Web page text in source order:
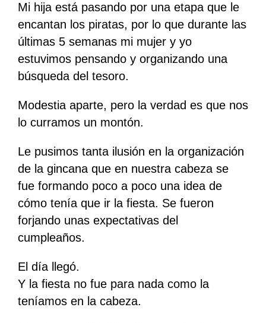
Mi hija está pasando por una etapa que le
encantan los piratas, por lo que durante las
últimas 5 semanas mi mujer y yo
estuvimos pensando y organizando una
búsqueda del tesoro.
Modestia aparte, pero la verdad es que nos
lo curramos un montón.
Le pusimos tanta ilusión en la organización
de la gincana que en nuestra cabeza se
fue formando poco a poco una idea de
cómo tenía que ir la fiesta. Se fueron
forjando unas expectativas del
cumpleaños.
El día llegó.
Y la fiesta no fue para nada como la
teníamos en la cabeza.